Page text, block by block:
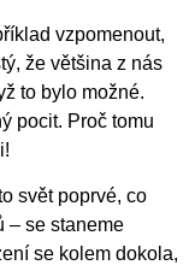
vzpomenout,
že většina z nás
to bylo možné.
pocit. Proč tomu
svět poprvé, co
– se staneme
se kolem dokola,